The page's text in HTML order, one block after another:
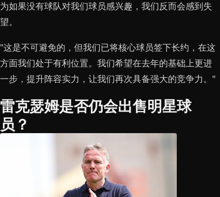
为如果没有球队对我们球员感兴趣，我们反而会感到失
望。
"这是不可避免的，但我们已将核心球员签下长约，在这
方面我们处于有利位置。我们希望在去年的基础上更进
一步，提升阵容实力，让我们再次具备强大的竞争力。"
雷克瑟姆是否仍会出售明星球
员？